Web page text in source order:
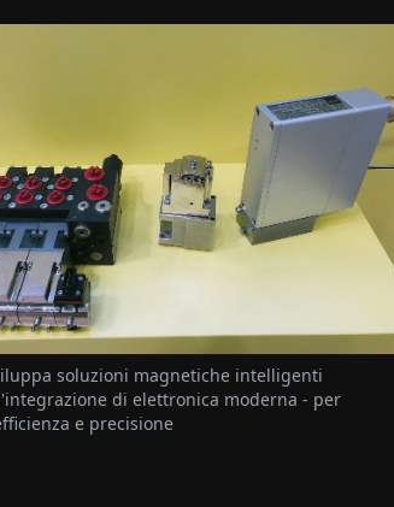
soluzioni magnetiche intelligenti
di elettronica moderna - per
e precisione